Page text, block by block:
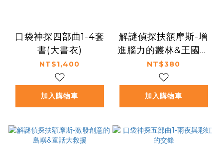
口袋神探四部曲1-4套
書(大書衣)
NT$1,400
加入購物車
解謎偵探扶額摩斯-增
進腦力的叢林&王國大
探險
NT$380
加入購物車